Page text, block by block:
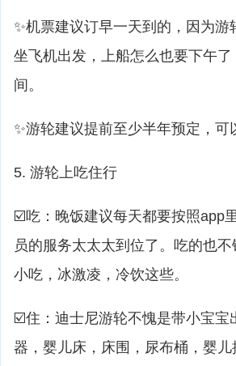
✨机票建议订早一天到的，因为
坐飞机出发，上船怎么也要下午
间。
✨游轮建议提前至少半年预定，
5. 游轮上吃住行
☑️吃：晚饭建议每天都要按照app
员的服务太太太到位了。吃的也
小吃，冰激凌，冷饮这些。
☑️住：迪士尼游轮不愧是带小宝宝
器，婴儿床，床围，尿布桶，婴